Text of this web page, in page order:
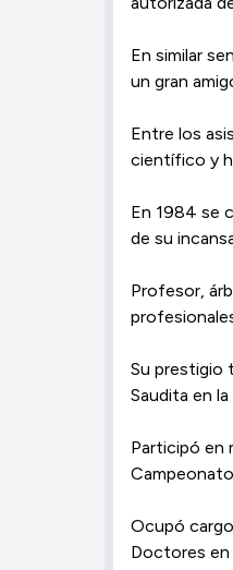
En similar
un gran
Entre los
científico y
En 1984 se
de su
Profesor,
Su prestigio
Saudita en
Participó en
Ocupó
Doctores en